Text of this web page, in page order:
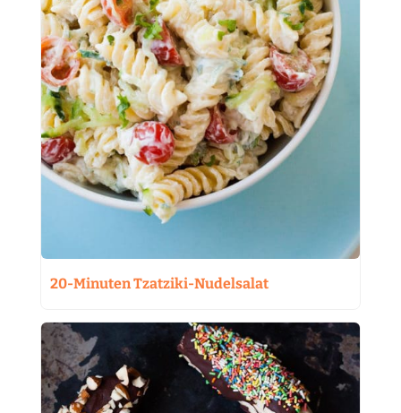
20-Minuten Tzatziki-Nudelsalat